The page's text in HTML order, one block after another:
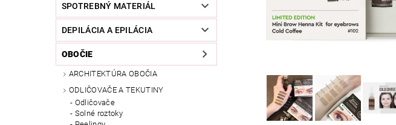
SPOTREBNÝ MATERIÁL
DEPILÁCIA A EPILÁCIA
OBOČIE
ARCHITEKTÚRA OBOČIA
ODLIČOVAČE A TEKUTINY
Odličovače
Solné roztoky